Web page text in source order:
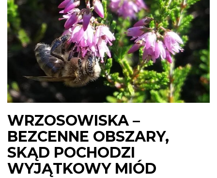
WRZOSOWISKA –
BEZCENNE OBSZARY,
SKĄD POCHODZI
WYJĄTKOWY MIÓD